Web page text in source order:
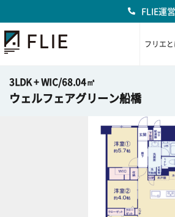
FLIE運
フリエと
3LDK + WIC/68.04㎡
ウェルフェアグリーン船橋